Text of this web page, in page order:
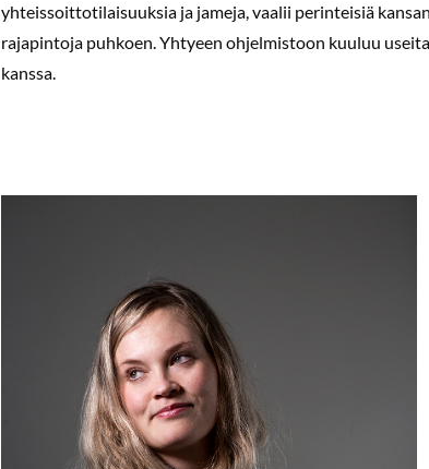
yhteissoittotilaisuuksia ja jameja, vaalii perinteisiä
rajapintoja puhkoen. Yhtyeen ohjelmistoon kuuluu
kanssa.